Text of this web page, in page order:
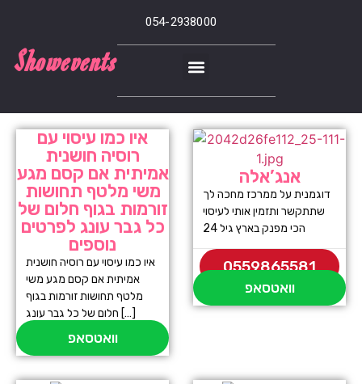
054-2938000
Showevents
איו כמו עיסוי עם
רוסיה חושנית
אמיתית אם קסם מגע
משי מלטף תחושות
זורמות בגוף חלום של
כל גבר עונג לפרטים
נוספים
איו כמו עיסוי עם רוסיה חושנית
אמיתית אם קסם מגע משי
מלטף תחושות זורמות בגוף
חלום של כל גבר עונג […]
וואטסאפ
אנג’אלה
דוגמנית על ממרכז מחכה לך
שתתקשר ותזמין אותי לעיסוי
הכי מפנק בארץ גיל 24
0559865581
וואטסאפ